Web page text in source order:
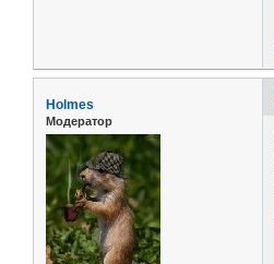
Holmes
Модератор